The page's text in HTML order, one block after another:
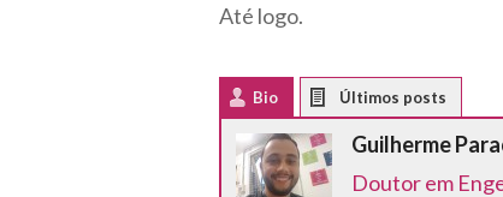
Até logo.
Bio
Guilherme
Doutor em